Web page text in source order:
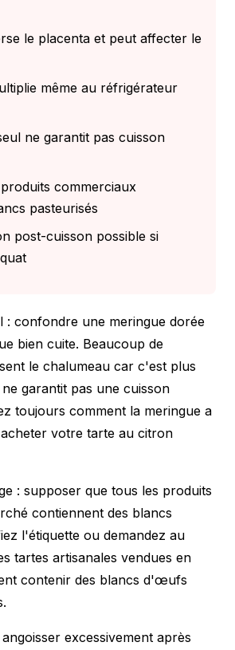
le placenta et peut affecter le
même au réfrigérateur
ne garantit pas cuisson
commerciaux
pasteurisés
post-cuisson possible si
: confondre une meringue dorée
bien cuite. Beaucoup de
le chalumeau car c'est plus
garantit pas une cuisson
toujours comment la meringue a
votre tarte au citron
: supposer que tous les produits
contiennent des blancs
l'étiquette ou demandez au
tartes artisanales vendues en
contenir des blancs d'œufs
excessivement après